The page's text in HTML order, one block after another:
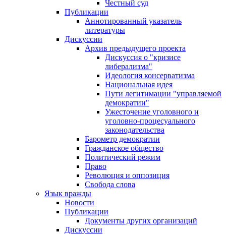
Честный суд
Публикации
Аннотированный указатель
литературы
Дискуссии
Архив предыдущего проекта
Дискуссия о "кризисе
либерализма"
Идеология консерватизма
Национальная идея
Пути легитимации "управляемой
демократии"
Ужесточение уголовного и
уголовно-процесуального
законодательства
Барометр демократии
Гражданское общество
Политический режим
Право
Революция и оппозиция
Свобода слова
Язык вражды
Новости
Публикации
Документы других организаций
Дискуссии